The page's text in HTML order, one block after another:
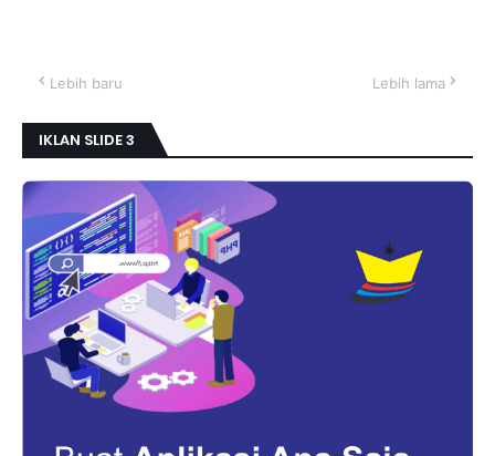
Lebih baru Lebih lama
IKLAN SLIDE 3